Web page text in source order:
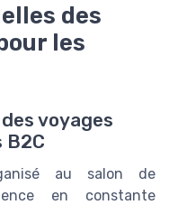
des
les
voyages
B2C
au salon de
en constante